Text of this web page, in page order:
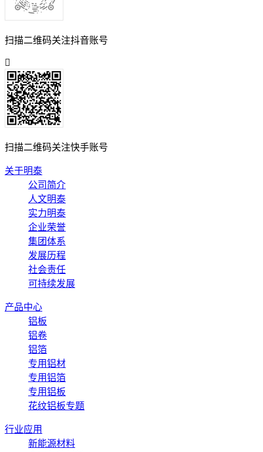
扫描二维码关注抖音账号
扫描二维码关注快手账号
关于明泰
公司简介
人文明泰
实力明泰
企业荣誉
集团体系
发展历程
社会责任
可持续发展
产品中心
铝板
铝卷
铝箔
专用铝材
专用铝箔
专用铝板
花纹铝板专题
行业应用
新能源材料